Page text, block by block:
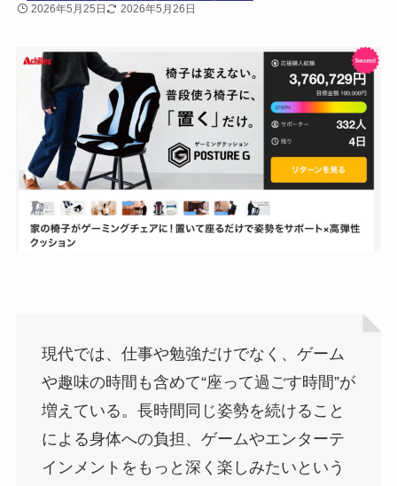
2026年5月25日 2026年5月26日
現代では、仕事や勉強だけでなく、ゲーム
や趣味の時間も含めて“座って過ごす時間”が
増えている。長時間同じ姿勢を続けること
による身体への負担、ゲームやエンターテ
インメントをもっと深く楽しみたいという